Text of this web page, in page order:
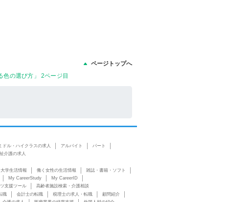
ページトップへ
の選び方」 2ページ目
ドル・ハイクラスの求人 アルバイト
パート
介護の求人
大学生活情報 働く女性の生活情報
雑誌・書籍・ソフト
My CareerStudy
My CareerID
支援ツール
高齢者施設検索・介護相談
職 会計士の転職 税理士の求人・転職
顧問紹介